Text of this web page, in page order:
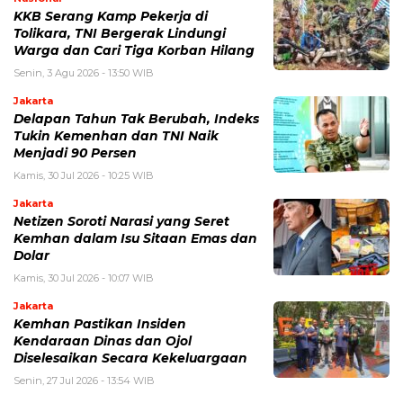
KKB Serang Kamp Pekerja di
Tolikara, TNI Bergerak Lindungi
Warga dan Cari Tiga Korban Hilang
Senin, 3 Agu 2026 - 13:50 WIB
Jakarta
Delapan Tahun Tak Berubah, Indeks
Tukin Kemenhan dan TNI Naik
Menjadi 90 Persen
Kamis, 30 Jul 2026 - 10:25 WIB
Jakarta
Netizen Soroti Narasi yang Seret
Kemhan dalam Isu Sitaan Emas dan
Dolar
Kamis, 30 Jul 2026 - 10:07 WIB
Jakarta
Kemhan Pastikan Insiden
Kendaraan Dinas dan Ojol
Diselesaikan Secara Kekeluargaan
Senin, 27 Jul 2026 - 13:54 WIB